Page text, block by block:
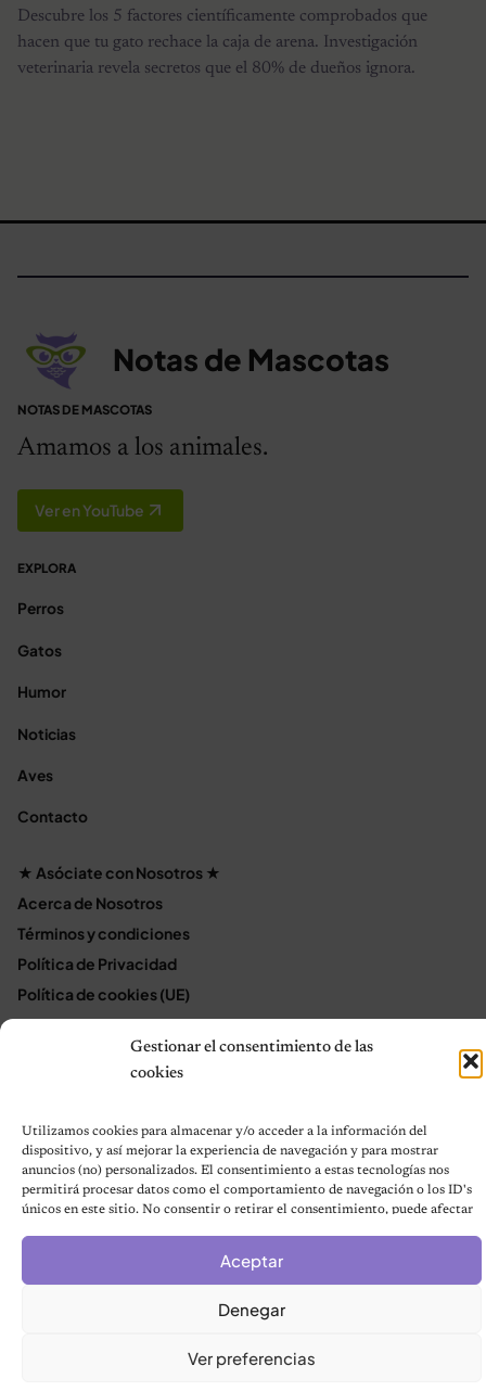
Gestionar el consentimiento de las
cookies
Utilizamos cookies para almacenar y/o acceder a la información del
dispositivo, y así mejorar la experiencia de navegación y para mostrar
anuncios (no) personalizados. El consentimiento a estas tecnologías nos
permitirá procesar datos como el comportamiento de navegación o los ID's
únicos en este sitio. No consentir o retirar el consentimiento, puede afectar
Aceptar
Denegar
Ver preferencias
Descubre los 5 factores científicamente comprobados que
hacen que tu gato rechace la caja de arena. Investigación
veterinaria revela secretos que el 80% de dueños ignora.
Notas de Mascotas
NOTAS DE MASCOTAS
Amamos a los animales.
Ver en YouTube
EXPLORA
Perros
Gatos
Humor
Noticias
Aves
Contacto
★ Asóciate con Nosotros ★
Acerca de Nosotros
Términos y condiciones
Política de Privacidad
Política de cookies (UE)
Mapa del sitio
© 2026 Notas de Mascotas
Política de privacidad